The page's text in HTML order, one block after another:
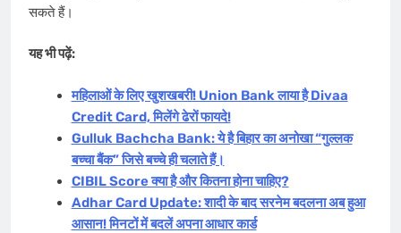
सकते हैं।
यह भी पढ़ें:
महिलाओं के लिए खुशखबरी! Union Bank लाया है Divaa
Credit Card, मिलेंगे ढेरों फायदे!
Gulluk Bachcha Bank: ये है बिहार का अनोखा “गुल्लक
बच्चा बैंक” जिसे बच्चे ही चलाते हैं।
CIBIL Score क्या है और कितना होना चाहिए?
Adhar Card Update: शादी के बाद सरनेम बदलना अब हुआ
आसान! मिनटों में बदलें अपना आधार कार्ड